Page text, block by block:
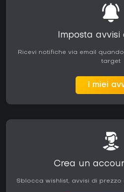
Imposta
Ricevi notifiche via email
target
I miei
Crea un
Sblocca wishlist, avvisi di prezzo